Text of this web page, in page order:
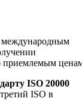
международным
приемлемым
ISO 20000
ISO в